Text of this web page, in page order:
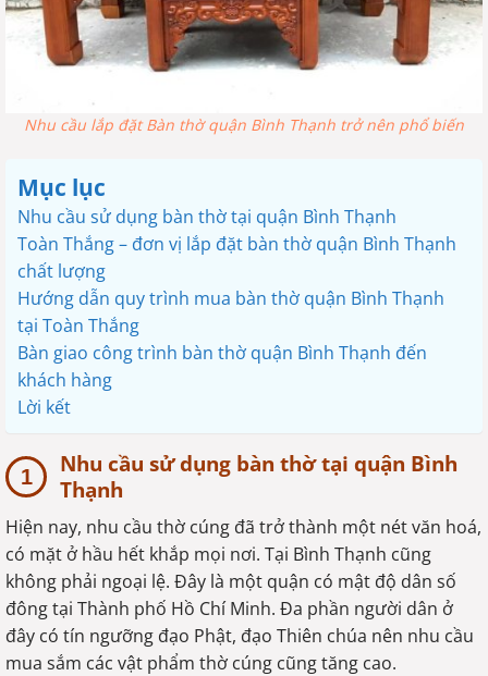
Nhu cầu lắp đặt Bàn thờ quận Bình Thạnh trở nên phổ biến
Mục lục
Nhu cầu sử dụng bàn thờ tại quận Bình Thạnh
Toàn Thắng – đơn vị lắp đặt bàn thờ quận Bình Thạnh
chất lượng
Hướng dẫn quy trình mua bàn thờ quận Bình Thạnh
tại Toàn Thắng
Bàn giao công trình bàn thờ quận Bình Thạnh đến
khách hàng
Lời kết
Nhu cầu sử dụng bàn thờ tại quận Bình
Thạnh
Hiện nay, nhu cầu thờ cúng đã trở thành một nét văn hoá,
có mặt ở hầu hết khắp mọi nơi. Tại Bình Thạnh cũng
không phải ngoại lệ. Đây là một quận có mật độ dân số
đông tại Thành phố Hồ Chí Minh. Đa phần người dân ở
đây có tín ngưỡng đạo Phật, đạo Thiên chúa nên nhu cầu
mua sắm các vật phẩm thờ cúng cũng tăng cao.